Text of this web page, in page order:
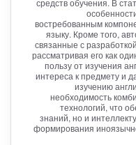
востребованным
языку. Кроме того,
связанные с
рассматривая его как
пользу от изучения
интереса к предмету и
изучению
необходимость
технологий, что
знаний, но и
формирования